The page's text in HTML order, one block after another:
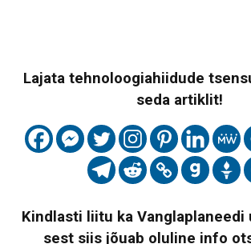
Lajata tehnoloogiahiidude
seda artiklit!
Kindlasti liitu ka Vanglaplaneedi
sest siis jõuab oluline info